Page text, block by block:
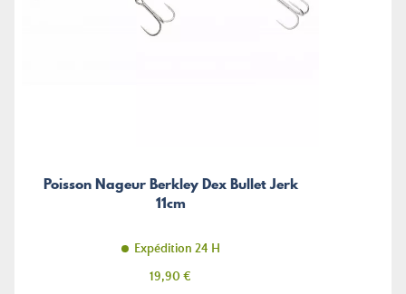
Poisson Nageur Berkley Dex Bullet Jerk
11cm
Expédition 24 H
Prix
19,90 €